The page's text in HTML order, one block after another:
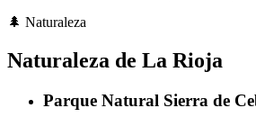
🌲 Naturaleza
Naturaleza de La Rioja
Parque Natural Sierra de